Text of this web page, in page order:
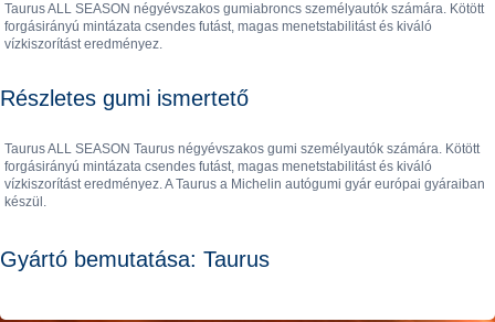
Taurus ALL SEASON négyévszakos gumiabroncs személyautók számára. Kötött
forgásirányú mintázata csendes futást, magas menetstabilitást és kiváló
vízkiszorítást eredményez.
Részletes gumi ismertető
Taurus ALL SEASON Taurus négyévszakos gumi személyautók számára. Kötött
forgásirányú mintázata csendes futást, magas menetstabilitást és kiváló
vízkiszorítást eredményez. A Taurus a Michelin autógumi gyár európai gyáraiban
készül.
Gyártó bemutatása: Taurus